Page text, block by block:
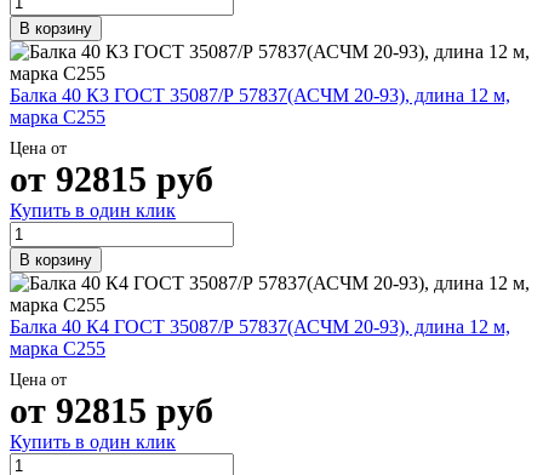
В корзину
Балка 40 К3 ГОСТ 35087/Р 57837(АСЧМ 20-93), длина 12 м,
марка С255
Цена от
от 92815 руб
Купить в один клик
В корзину
Балка 40 К4 ГОСТ 35087/Р 57837(АСЧМ 20-93), длина 12 м,
марка С255
Цена от
от 92815 руб
Купить в один клик